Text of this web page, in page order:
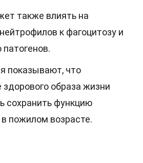
также влиять на
к фагоцитозу и
показывают, что
образа жизни
сохранить функцию
пожилом возрасте.